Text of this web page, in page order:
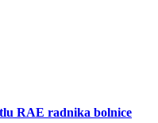
RAE radnika bolnice